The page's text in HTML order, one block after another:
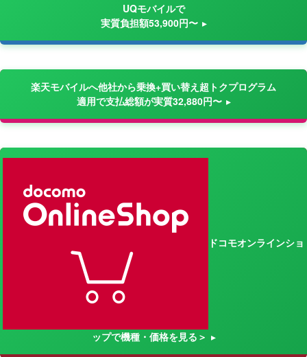
UQモバイルで
実質負担額53,900円〜
楽天モバイルへ他社から乗換+買い替え超トクプログラム
適用で支払総額が実質32,880円〜
ドコモオンラインショ
ップで機種・価格を見る＞